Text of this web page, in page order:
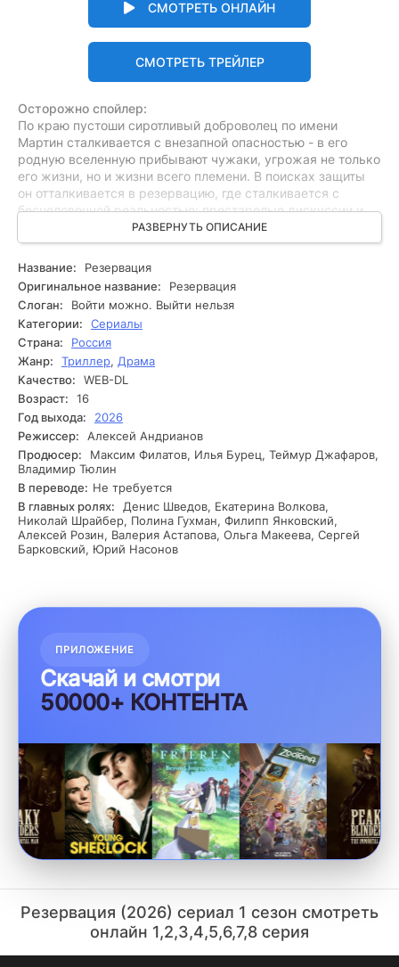
СМОТРЕТЬ ОНЛАЙН
СМОТРЕТЬ ТРЕЙЛЕР
Осторожно спойлер:
По краю пустоши сиротливый доброволец по имени
Мартин сталкивается с внезапной опасностью - в его
родную вселенную прибывают чужаки, угрожая не только
его жизни, но и жизни всего племени. В поисках защиты
он отталкивается в резервацию, где сталкивается с
бесчеловечной реальностью: престарелые дискуссии и
предательства всплывают на поверхность, а доверие
становится роскошью. В соответствии с этим, Мартин
начинает собирать сторонников среди автохтонных
жителей, но осознает, что противостоять врагу сложнее,
чем он думал. Кто-то на самом деле друг, а кто враг, и
новоизобретенный противник оказывается ближе, чем он
мог себе представить. Мартину предстоит выбрать, что
модифицирует всё - и его судьбу, и судьбу родной земли.
Какой ценой он добьется справедливости?
РАЗВЕРНУТЬ ОПИСАНИЕ
Название:
Резервация
Оригинальное название:
Резервация
Слоган:
Войти можно. Выйти нельзя
Категории:
Сериалы
Страна:
Россия
Жанр:
Триллер, Драма
Качество:
WEB-DL
Возраст:
16
Год выхода:
2026
Режиссер:
Алексей Андрианов
Продюсер:
Максим Филатов, Илья Бурец, Теймур Джафаров,
Владимир Тюлин
В переводе: Не требуется
В главных ролях:
Денис Шведов, Екатерина Волкова,
Николай Шрайбер, Полина Гухман, Филипп Янковский,
Алексей Розин, Валерия Астапова, Ольга Макеева, Сергей
Барковский, Юрий Насонов
ПРИЛОЖЕНИЕ
Скачай и смотри
50000+ КОНТЕНТА
Резервация (2026) сериал 1 сезон смотреть
онлайн 1,2,3,4,5,6,7,8 серия